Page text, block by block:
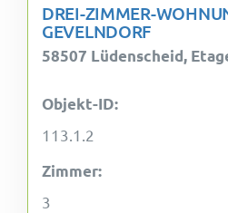
DREI-ZIMMER-
GEVELNDORF
58507 Lüdenscheid,
Objekt-ID:
113.1.2
Zimmer:
3